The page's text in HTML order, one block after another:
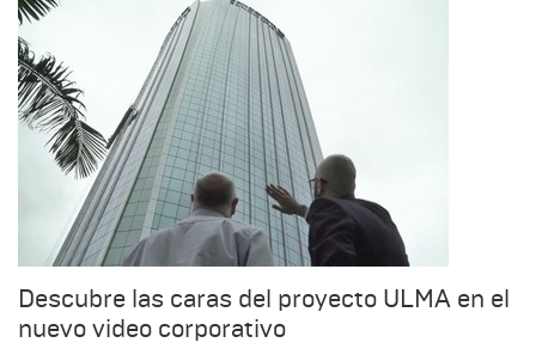
Descubre las caras del proyecto ULMA en el
nuevo video corporativo